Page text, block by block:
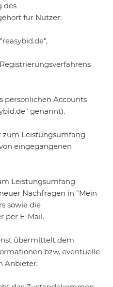
des
für Nutzer:
persönlichen Accounts
genannt).
zum Leistungsumfang
eingegangenen
Leistungsumfang
Nachfragen in "Mein
sowie die
per E-Mail.
übermittelt dem
bzw. eventuelle
Anbieter.